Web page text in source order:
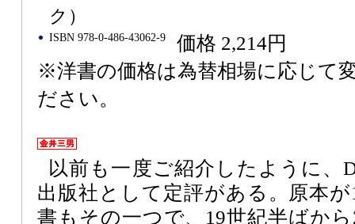
ク）
ISBN 978-0-486-43062-9
価格 2,214円
※洋書の価格は為替相場に応じて
ださい。
以前も一度ご紹介したように、
出版社として定評がある。原本
書もその一つで、19世紀半ばか